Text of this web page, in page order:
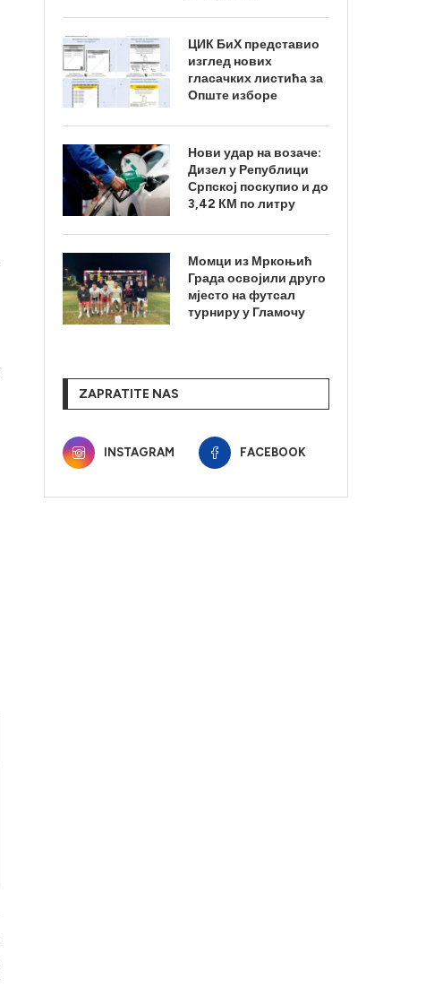
ЦИК БиХ представио
изглед нових
гласачких листића за
Опште изборе
Нови удар на возаче:
Дизел у Републици
Српској поскупио и до
3,42 КМ по литру
Момци из Мркоњић
Града освојили друго
мјесто на футсал
турниру у Гламочу
ZAPRATITE NAS
INSTAGRAM FACEBOOK